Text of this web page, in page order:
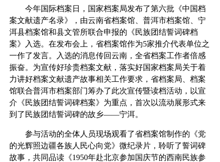
今年国际档案日，国家档案局发布了第六批《中国档
案文献遗产名录》，由云南省档案馆、普洱市档案馆、宁
洱县档案馆和县文管所联合申报的《民族团结誓词碑档
案》入选。在发布会上，省档案馆作为5家推介代表单位之
一作了发言。入选的消息传回云南，全省档案工作者倍感
振奋。为宣传好珍贵档案文献，落实好国家档案局关于着
力讲好档案文献遗产故事相关工作要求，省档案局、档案
馆联合普洱市档案部门筹办了此次宣传暨读档活动，以宣
介《民族团结誓词碑档案》为重点，首次以流动展形式来
到了民族团结誓词碑的故乡——宁洱。
参与活动的全体人员现场观看了省档案馆制作的《党
的光辉照边疆各族人民心向党》微纪录片，聆听了誓词碑
故事，共同品读《1950年赴北京参加国庆节的西南民族参